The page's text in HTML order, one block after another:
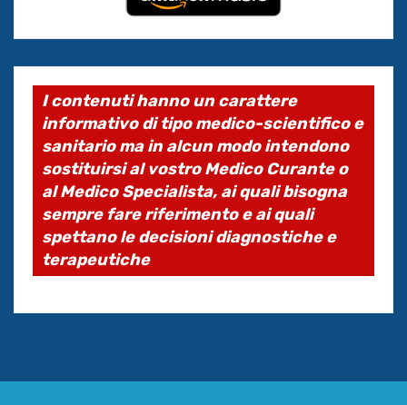
I contenuti hanno un carattere
informativo di tipo medico-scientifico e
sanitario ma in alcun modo intendono
sostituirsi al vostro Medico Curante o
al Medico Specialista, ai quali bisogna
sempre fare riferimento e ai quali
spettano le decisioni diagnostiche e
terapeutiche